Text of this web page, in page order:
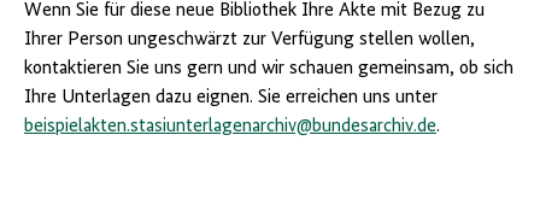
Wenn Sie für diese neue Bibliothek Ihre Akte mit Bezug zu
Ihrer Person ungeschwärzt zur Verfügung stellen wollen,
kontaktieren Sie uns gern und wir schauen gemeinsam, ob sich
Ihre Unterlagen dazu eignen. Sie erreichen uns unter
beispielakten.stasiunterlagenarchiv@bundesarchiv.de.